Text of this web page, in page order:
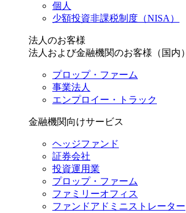
個人
少額投資非課税制度（NISA）
法人のお客様
法人および金融機関のお客様（国内）
プロップ・ファーム
事業法人
エンプロイー・トラック
金融機関向けサービス
ヘッジファンド
証券会社
投資運用業
プロップ・ファーム
ファミリーオフィス
ファンドアドミニストレーター